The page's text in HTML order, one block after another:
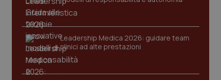
Leadership Medica 2026: guidare team
clinici ad alte prestazioni
tracking-sites-ironfish-
tracking-enable
www.quotidianosanita.it